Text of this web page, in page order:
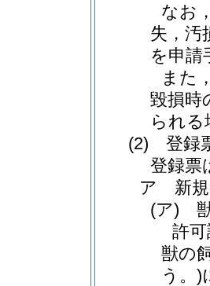
なお
失，汚
を申請
また
毀損時
られ
(2) 登録
登録票
ア 新規
(ア)
許
獣の
う。)